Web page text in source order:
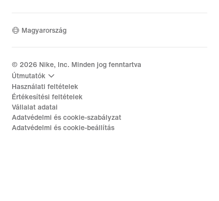
Magyarország
© 2026 Nike, Inc. Minden jog fenntartva
Útmutatók
Használati feltételek
Értékesítési feltételek
Vállalat adatai
Adatvédelmi és cookie-szabályzat
Adatvédelmi és cookie-beállítás